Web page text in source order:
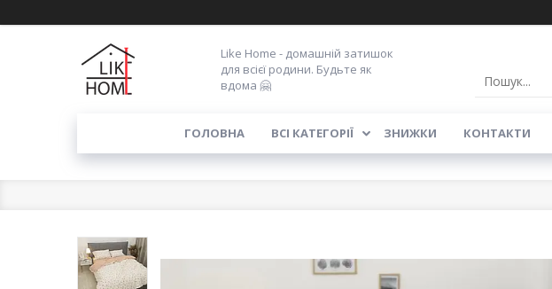
Like Home - домашній затишок
для всієї родини. Будьте як
вдома 🤗
ГОЛОВНА ВСІ КАТЕГОРІЇ ЗНИЖКИ КОНТАКТИ